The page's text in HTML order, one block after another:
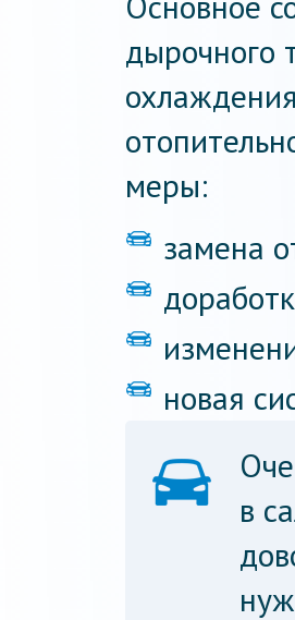
дырочного
меры:
замена
новая
в